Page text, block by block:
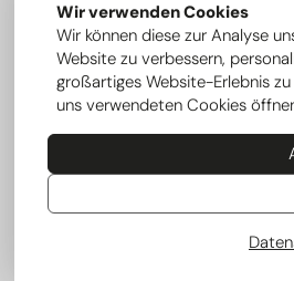
Wir verwenden Cookies
Wir können diese zur Analyse
Website zu verbessern,
großartiges Website-Erlebnis
uns verwendeten Cookies